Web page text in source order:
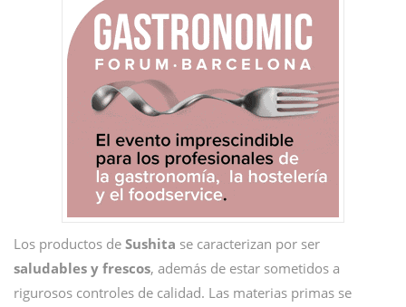
Los productos de Sushita se caracterizan por ser
saludables y frescos, además de estar sometidos a
rigurosos controles de calidad. Las materias primas se